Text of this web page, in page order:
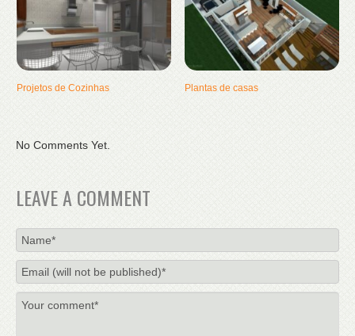
Projetos de Cozinhas Plantas de casas
No Comments Yet.
LEAVE A COMMENT